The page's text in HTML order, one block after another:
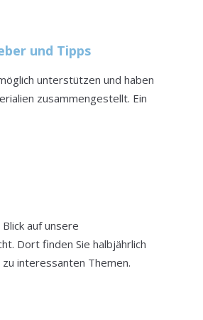
und Tipps
unterstützen und haben
zusammengestellt. Ein
auf unsere
Dort finden Sie halbjährlich
interessanten Themen.